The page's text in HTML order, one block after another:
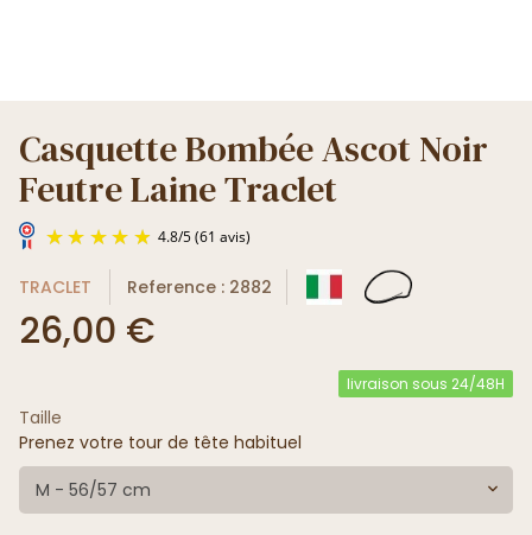
Casquette Bombée Ascot Noir
Feutre Laine Traclet
TRACLET Reference : 2882
26,00 €
livraison sous 24/48H
Taille
Prenez votre tour de tête habituel
M - 56/57 cm